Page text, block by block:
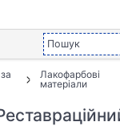
Лакофарбові
матеріали